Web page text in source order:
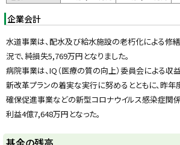
企業会計
水道事業は、配水及び給水施設の老朽化による修
況で、純損失5,769万円となりました。
病院事業は、IQ（医療の質の向上）委員会による
新改革プランの着実な実行に努めるとともに、昨
確保促進事業などの新型コロナウイルス感染症関
利益4億7,648万円となった。
ト